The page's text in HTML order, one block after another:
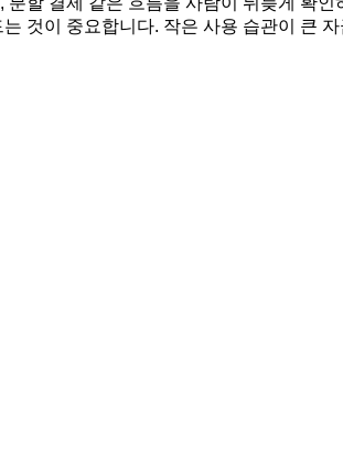
것이 중요합니다. 작은 사용 습관이 큰